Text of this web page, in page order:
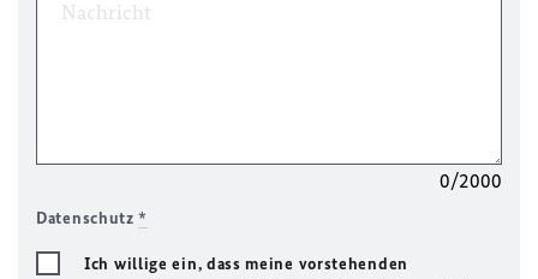
0/2000
Datenschutz*
Ich willige ein, dass meine vorstehenden